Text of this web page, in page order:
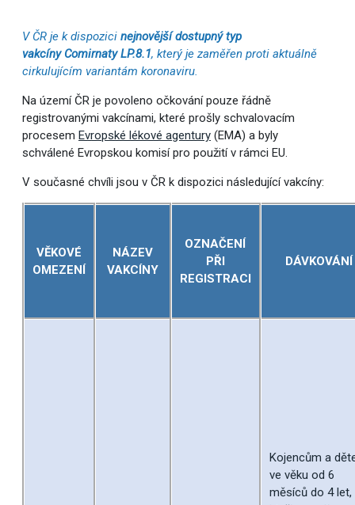
V ČR je k dispozici nejnovější dostupný typ
vakcíny Comirnaty LP.8.1, který je zaměřen proti aktuálně
cirkulujícím variantám koronaviru.
Na území ČR je povoleno očkování pouze řádně
registrovanými vakcínami, které prošly schvalovacím
procesem Evropské lékové agentury(EMA) a byly
schválené Evropskou komisí pro použití v rámci EU.
V současné chvíli jsou v ČR k dispozici následující vakcíny:
VĚKOVÉ
OMEZENÍ
NÁZEV
VAKCÍNY
OZNAČENÍ
PŘI
REGISTRACI
DÁVKOVÁNÍ
Kojencům a
ve věku od 6
měsíců do 4 let,